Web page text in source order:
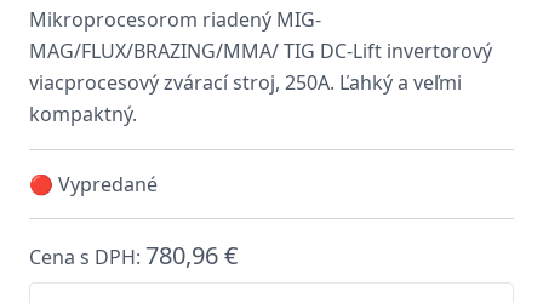
Mikroprocesorom riadený MIG-
MAG/FLUX/BRAZING/MMA/ TIG DC-Lift invertorový
viacprocesový zvárací stroj, 250A. Ľahký a veľmi
kompaktný.
🔴 Vypredané
Cena s DPH: 780,96 €